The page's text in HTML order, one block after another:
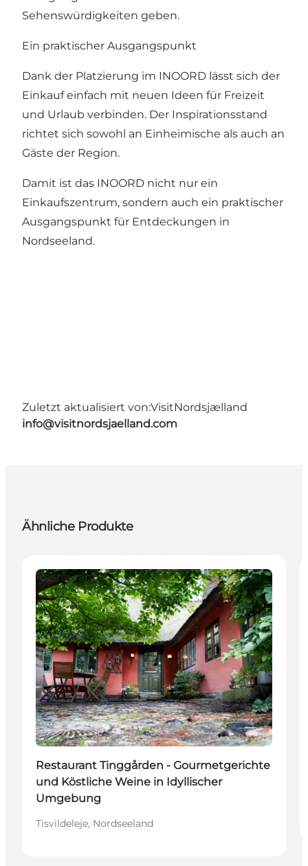
Sehenswürdigkeiten geben.
Ein praktischer Ausgangspunkt
Dank der Platzierung im INOORD lässt sich der
Einkauf einfach mit neuen Ideen für Freizeit
und Urlaub verbinden. Der Inspirationsstand
richtet sich sowohl an Einheimische als auch an
Gäste der Region.
Damit ist das INOORD nicht nur ein
Einkaufszentrum, sondern auch ein praktischer
Ausgangspunkt für Entdeckungen in
Nordseeland.
Zuletzt aktualisiert von:VisitNordsjælland
info@visitnordsjaelland.com
Ähnliche Produkte
Restaurants
Restaurant Tinggården - Gourmetgerichte
und Köstliche Weine in Idyllischer
Umgebung
Tisvildeleje, Nordseeland